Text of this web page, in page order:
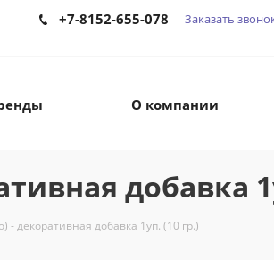
+7-8152-655-078 Заказать
О компании
добавка
- декоративная добавка 1уп. (10 гр.)